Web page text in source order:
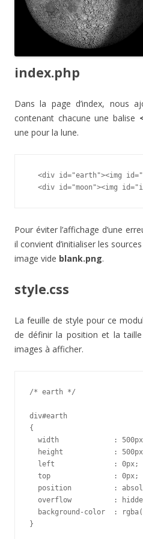
index.php
Dans la page d’index, nous
contenant chacune une balise
une pour la lune.
<div id="earth"><img
<div id="moon"><img
Pour éviter l’affichage d’une
il convient d’initialiser les
image vide blank.png.
style.css
La feuille de style pour ce
de définir la position et la
images à afficher.
/* earth */
div#earth
{
width             :
height            :
left              : 0px;
top               : 0px;
position          :
overflow          :
background-color  :
}